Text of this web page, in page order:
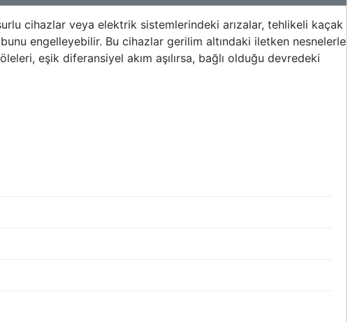
cihazlar veya elektrik sistemlerindeki arızalar, tehlikeli kaçak
engelleyebilir. Bu cihazlar gerilim altındaki iletken nesnelerle
eşik diferansiyel akım aşılırsa, bağlı olduğu devredeki